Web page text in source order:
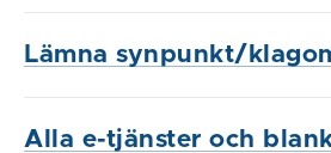
Lämna synpunkt/
Alla e-tjänster och